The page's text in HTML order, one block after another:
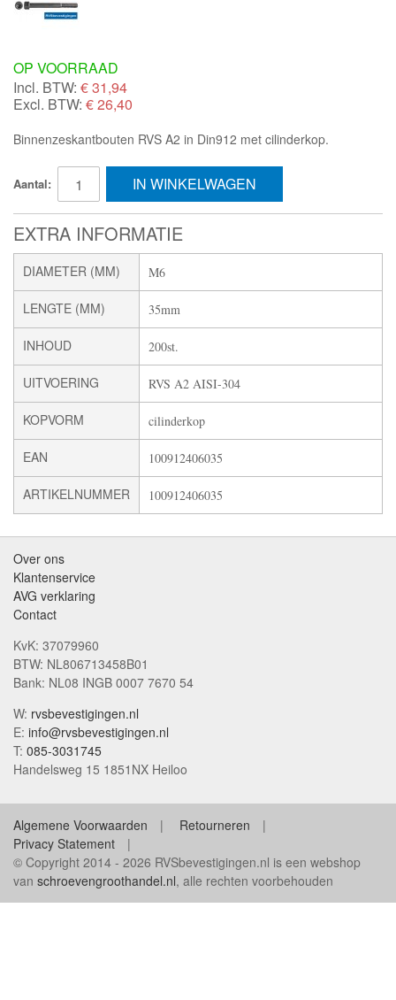
OP VOORRAAD
Incl. BTW: €31,94
Excl. BTW: € 26,40
Binnenzeskantbouten RVS A2 in Din912 met cilinderkop.
Aantal: IN WINKELWAGEN
EXTRA INFORMATIE
DIAMETER (MM) M6
LENGTE (MM) 35mm
INHOUD 200st.
UITVOERING RVS A2 AISI-304
KOPVORM cilinderkop
EAN 100912406035
ARTIKELNUMMER 100912406035
Over ons
Klantenservice
AVG verklaring
Contact
KvK: 37079960
BTW: NL806713458B01
Bank: NL08 INGB 0007 7670 54
W: rvsbevestigingen.nl
E: info@rvsbevestigingen.nl
T: 085-3031745
Handelsweg 15 1851NX Heiloo
Algemene Voorwaarden
Retourneren
Privacy Statement
© Copyright 2014 - 2026 RVSbevestigingen.nl is een webshop
van schroevengroothandel.nl, alle rechten voorbehouden